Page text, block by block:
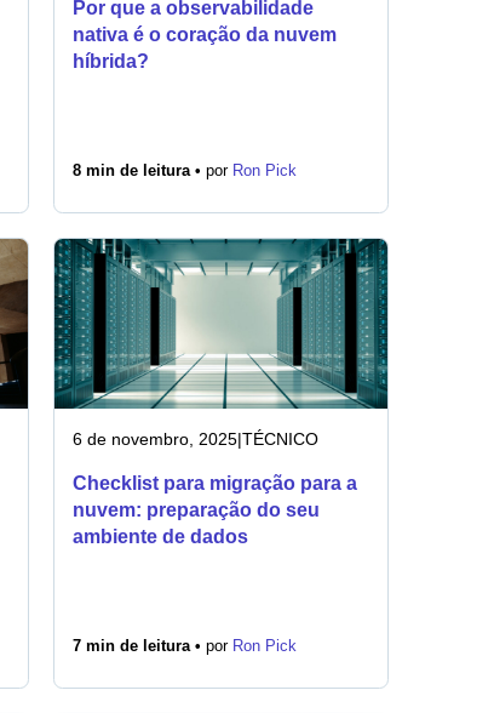
Por que a observabilidade
nativa é o coração da nuvem
híbrida?
8 min de leitura • por Ron Pick
6 de novembro, 2025|TÉCNICO
Checklist para migração para a
nuvem: preparação do seu
ambiente de dados
7 min de leitura • por Ron Pick